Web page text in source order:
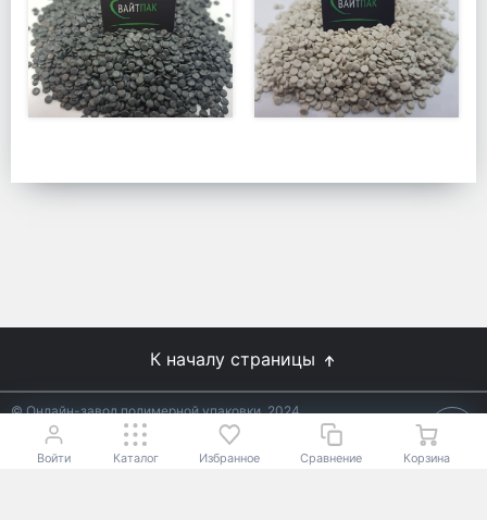
К началу страницы
© Онлайн-завод полимерной упаковки, 2024
Не является публичной офертой.Условия уточняйте у
менеджеров.
Войти Каталог Избранное Сравнение Корзина